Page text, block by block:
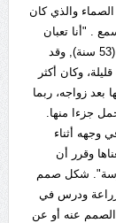
والذي كان
. "أنا تعبان
نفسيا، مش قادر أعيش من غيرها" قالها سامى جميل (53 سنة), وقد
وكان أكثر
بعد زواجه، ربما
جزءا منها.
وجهه أثناء
وقرر أن
شكل صمم
ودرس في
الصمم عنه أو عن